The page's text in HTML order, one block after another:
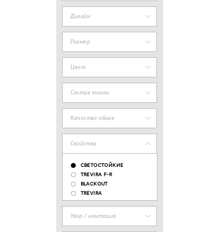
Дизайн
Размер
Цвет
Состав ткани
Качество обоев
Свойства
СВЕТОСТОЙКИЕ
TREVIRA F-R
BLACKOUT
TREVIRA
Узор / имитация